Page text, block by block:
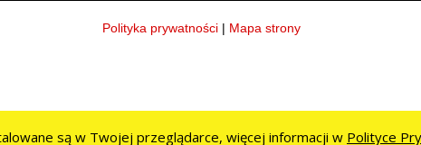
Polityka prywatności | Mapa strony
są w Twojej przeglądarce, więcej informacji w Polityce